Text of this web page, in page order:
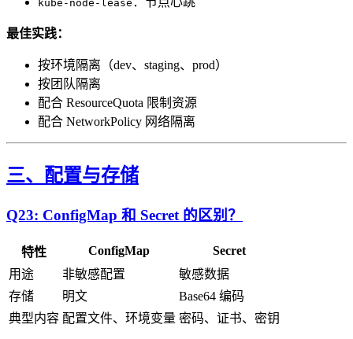
kube-node-lease
最佳实践：
按环境隔离（dev、staging、prod）
按团队隔离
配合 ResourceQuota 限制资源
配合 NetworkPolicy 网络隔离
三、配置与存储
Q23: ConfigMap 和 Secret 的区别？
特性 ConfigMap
Secret
用途
非敏感配置
敏感数据
存储
明文
Base64 编码
典型内容 配置文件、环境变量 密码、证书、密钥